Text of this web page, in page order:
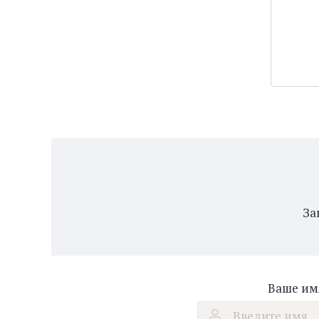
Ваше
Введите имя